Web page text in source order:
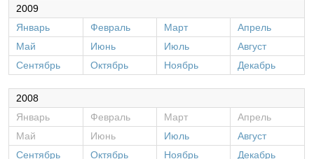
2009
Январь
Февраль Март
Апрель
Май
Июнь Июль
Август
Сентябрь
Октябрь Ноябрь Декабрь
2008
Январь
Февраль Март
Апрель
Май
Июнь Июль
Август
Сентябрь
Октябрь Ноябрь Декабрь